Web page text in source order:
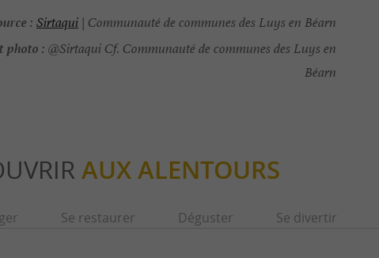
: Sirtaqui| Communauté de communes des Luys en Béarn
photo : @Sirtaqui Cf. Communauté de communes des Luys en
Béarn
AUX ALENTOURS
Se restaurer Déguster Se divertir